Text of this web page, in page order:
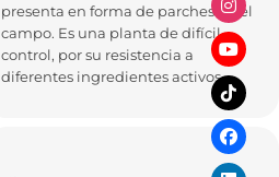
presenta en forma de parches en el
campo. Es una planta de difícil
control, por su resistencia a
diferentes ingredientes activos.